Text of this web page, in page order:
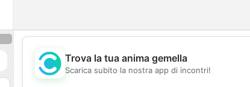
💖
Trova la tua anima gemella
Scarica subito la nostra app di incontri!